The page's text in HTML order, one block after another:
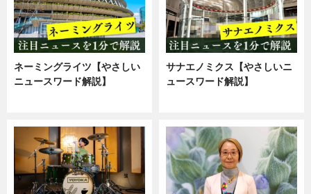
ネーミングライツ【やさしい
ニュースワード解説】
サナエノミクス【やさしいニ
ュースワード解説】